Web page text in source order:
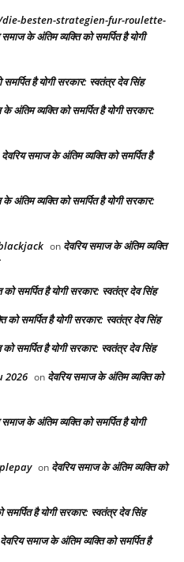
besten-strategien-fur-roulette-
समाज के अंतिम व्यक्ति को समर्पित है योगी
है योगी सरकार: स्वतंत्र देव सिंह
अंतिम व्यक्ति को समर्पित है योगी सरकार:
देवरिय समाज के अंतिम व्यक्ति को समर्पित है
अंतिम व्यक्ति को समर्पित है योगी सरकार:
on देवरिय समाज के अंतिम व्यक्ति
समर्पित है योगी सरकार: स्वतंत्र देव सिंह
को समर्पित है योगी सरकार: स्वतंत्र देव सिंह
समर्पित है योगी सरकार: स्वतंत्र देव सिंह
2026 on देवरिय समाज के अंतिम व्यक्ति को
समाज के अंतिम व्यक्ति को समर्पित है योगी
on देवरिय समाज के अंतिम व्यक्ति को
है योगी सरकार: स्वतंत्र देव सिंह
देवरिय समाज के अंतिम व्यक्ति को समर्पित है